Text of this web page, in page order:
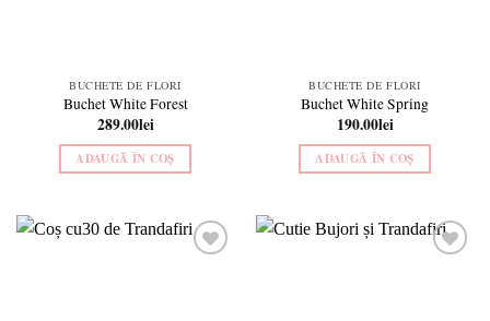
BUCHETE DE FLORI
Buchet White Forest
289.00lei
ADAUGĂ ÎN COȘ
BUCHETE DE FLORI
Buchet White Spring
190.00lei
ADAUGĂ ÎN COȘ